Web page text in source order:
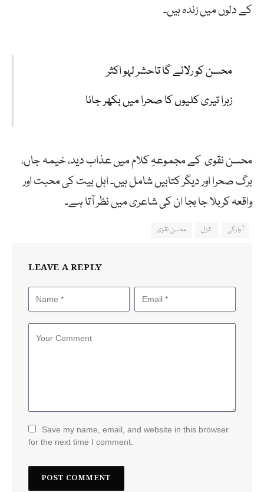
کے دلوں میں زندہ ہیں۔
محسن کو رلائے گا تاحشر لہو اکثر
زہرا تیری کلیوں کا صحرا میں بکھر جانا
محسن نقوی کے مجموعہِ کلام میں عذاب دید، خیمہ جاں،
برگ صحرا اور دیگر کتابیں شامل ہیں۔ اہل بیت کی محبت اور
واقعہ کربلا جا بجا ان کی شاعری میں نظر آتا ہے۔
آوارگی غزل محسن نقوی
LEAVE A REPLY
Save my name, email, and website in this browser
for the next time I comment.